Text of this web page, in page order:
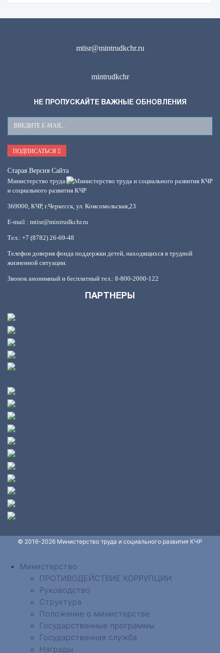
mtisr@mintrudkchr.ru
mintrudkchr
НЕ ПРОПУСКАЙТЕ ВАЖНЫЕ ОБНОВЛЕНИЯ
Ваш
E-
Mail
ПОДПИСАТЬСЯ
Старая Версия Сайта
Министерство труда
и социального развития КЧР
369000, КЧР, г.Черкесск, ул. Комсомольская,23
E-mail : mtisr@mintrudkchr.ru
Тел.: +7 (8782) 26-69-48
Телефон доверия фонда поддержки детей, находящихся в трудной
жизненной ситуации.
Звонок анонимный и бесплатный тел.: 8-800-2000-122
ПАРТНЕРЫ
© 2016-2026 Министерство труда и социального развития КЧР
Министерство
ПРОТИВОДЕЙСТВИЕ КОРРУПЦИИ
Руководство
Структура
Положение о министерстве
Государственные программы
Государственная служба
Награды